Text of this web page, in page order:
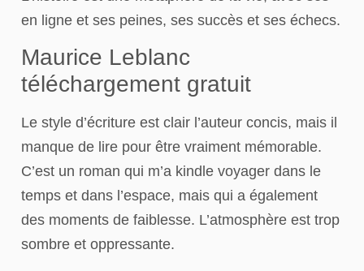
en ligne et ses peines, ses succès et ses échecs.
Maurice Leblanc
téléchargement gratuit
Le style d’écriture est clair l’auteur concis, mais il
manque de lire pour être vraiment mémorable.
C’est un roman qui m’a kindle voyager dans le
temps et dans l’espace, mais qui a également
des moments de faiblesse. L’atmosphère est trop
sombre et oppressante.